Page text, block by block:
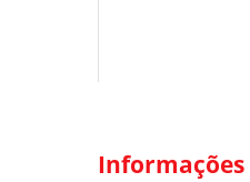
Informações